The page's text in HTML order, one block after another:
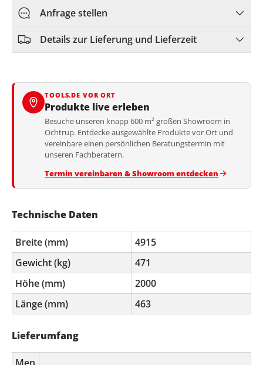
Anfrage stellen
Details zur Lieferung und Lieferzeit
TOOLS.DE VOR ORT
Produkte live erleben
Besuche unseren knapp 600 m² großen Showroom in
Ochtrup. Entdecke ausgewählte Produkte vor Ort und
vereinbare einen persönlichen Beratungstermin mit
unseren Fachberatern.
Termin vereinbaren & Showroom entdecken
Technische Daten
Breite (mm)
4915
Gewicht (kg)
471
Höhe (mm)
2000
Länge (mm)
463
Lieferumfang